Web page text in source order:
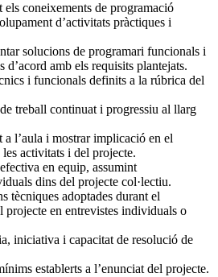
coneixements de programació
d’activitats pràctiques i
solucions de programari funcionals i
d’acord amb els requisits plantejats.
i funcionals definits a la rúbrica del
treball continuat i progressiu al llarg
a l’aula i mostrar implicació en el
activitats i del projecte.
en equip, assumint
dins del projecte col·lectiu.
tècniques adoptades durant el
projecte en entrevistes individuals o
iniciativa i capacitat de resolució de
establerts a l’enunciat del projecte.